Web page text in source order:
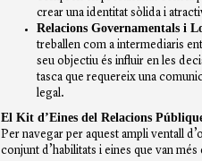
crear una identitat sòlida i
Relacions Governamentals i
treballen com a intermediaris
seu objectiu és influir en les
tasca que requereix una
legal.
El Kit d’Eines del Relacions
Per navegar per aquest ampli ventall
conjunt d’habilitats i eines que van